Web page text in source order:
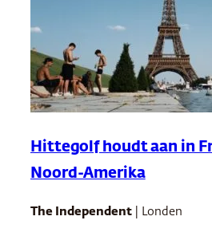
Hittegolf houdt aan in
Noord-Amerika
The Independent | Londen